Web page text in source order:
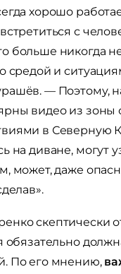
хорошо
с
больше никогда
средой и
— Поэтому,
видео из зоны
в Северную
на диване, могут
может, даже
скептически
обязательно
По его мнению,